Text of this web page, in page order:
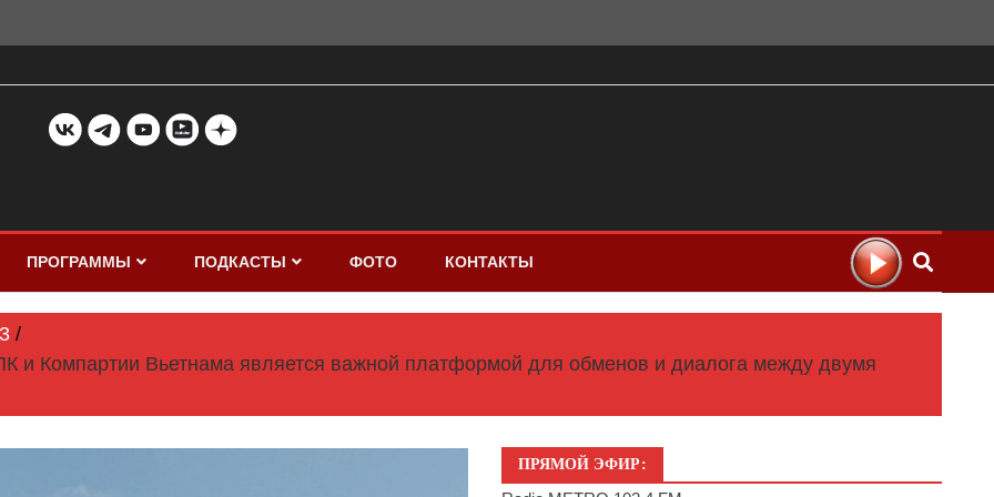
ПРОГРАММЫ ПОДКАСТЫ ФОТО КОНТАКТЫ
и Компартии Вьетнама является важной платформой для обменов и диалога между двумя
ПРЯМОЙ ЭФИР: